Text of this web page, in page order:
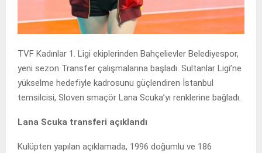
TVF Kadınlar 1. Ligi ekiplerinden Bahçelievler Belediyespor,
yeni sezon Transfer çalışmalarına başladı. Sultanlar Ligi’ne
yükselme hedefiyle kadrosunu güçlendiren İstanbul
temsilcisi, Sloven smaçör Lana Scuka’yı renklerine bağladı.
Lana Scuka transferi açıklandı
Kulüpten yapılan açıklamada, 1996 doğumlu ve 186